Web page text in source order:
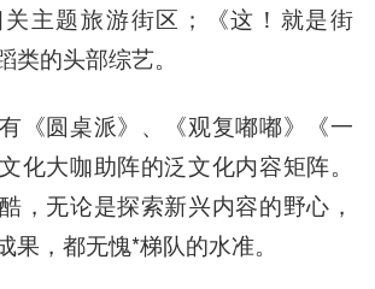
主题旅游街区；《这！就是街
类的头部综艺。
《圆桌派》、《观复嘟嘟》《一
化大咖助阵的泛文化内容矩阵。
，无论是探索新兴内容的野心，
果，都无愧*梯队的水准。